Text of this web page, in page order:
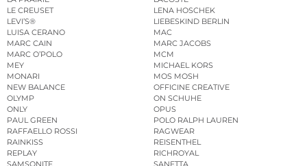
LE CREUSET
LENA HOSCHEK
LEVI’S®
LIEBESKIND BERLIN
LUISA CERANO
MAC
MARC CAIN
MARC JACOBS
MARC O’POLO
MCM
MEY
MICHAEL KORS
MONARI
MOS MOSH
NEW BALANCE
OFFICINE CREATIVE
OLYMP
ON SCHUHE
ONLY
OPUS
PAUL GREEN
POLO RALPH LAUREN
RAFFAELLO ROSSI
RAGWEAR
RAINKISS
REISENTHEL
REPLAY
RICHROYAL
SAMSONITE
SANETTA